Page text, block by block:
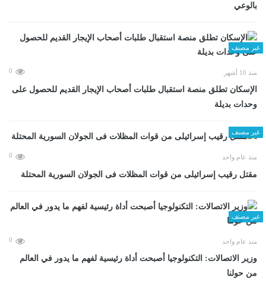
بالوعي
غير مصنف
منذ 10 أشهر 0
الإسكان تطلق منصة استقبال طلبات أصحاب الإيجار القديم للحصول على
وحدات بديلة
غير مصنف
منذ عام واحد 0
مقتل رقيب إسرائيلى من قوات المظلات فى الجولان السورية المحتلة
غير مصنف
منذ عام واحد 0
وزير الاتصالات: التكنولوجيا أصبحت أداة رئيسية لفهم ما يدور في العالم
من حولنا